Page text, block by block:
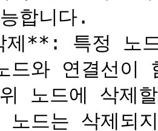
합니다.
**: 특정 노드
드와 연결선이
노드는 삭제되